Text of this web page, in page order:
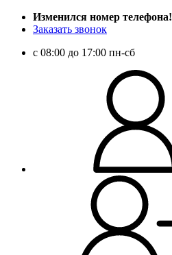
Изменился номер телефона!
Заказать звонок
c 08:00 до 17:00 пн-сб